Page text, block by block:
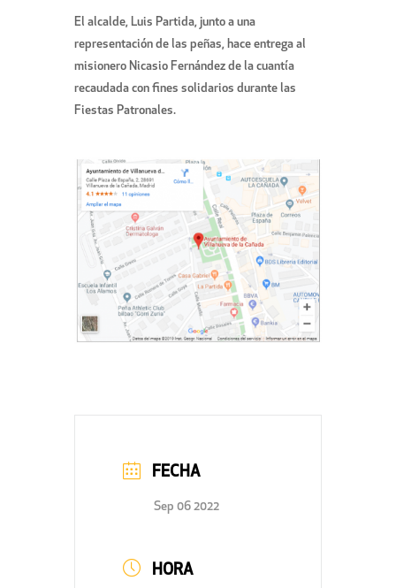
El alcalde, Luis Partida, junto a una
representación de las peñas, hace entrega al
misionero Nicasio Fernández de la cuantía
recaudada con fines solidarios durante las
Fiestas Patronales.
FECHA
Sep 06 2022
HORA